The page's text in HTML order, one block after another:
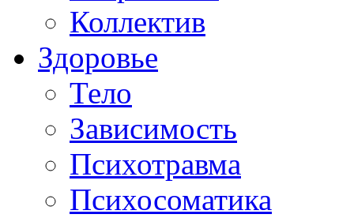
Коллектив
Здоровье
Тело
Зависимость
Психотравма
Психосоматика